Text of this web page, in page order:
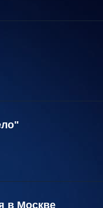
в Москве